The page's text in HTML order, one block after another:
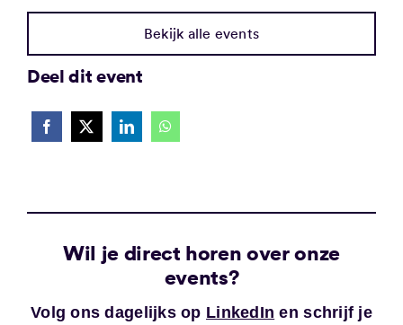
Bekijk alle events
Deel dit event
Wil je direct horen over onze
events?
Volg ons dagelijks op LinkedIn en schrijf je